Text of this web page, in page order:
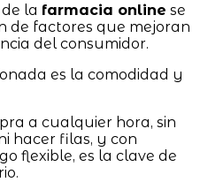
la farmacia online se
de factores que mejoran
del consumidor.
es la comodidad y
a cualquier hora, sin
hacer filas, y con
flexible, es la clave de